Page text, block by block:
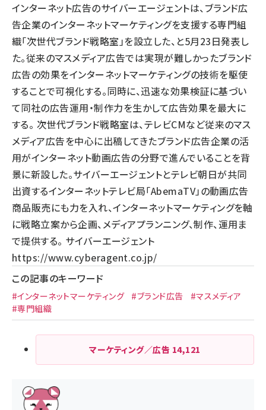
インターネット広告のサイバーエージェントは、ブランド広
告企業のインターネットマーケティングを支援する専門組
織「次世代ブランド戦略室」を設立した、と5月23日発表し
た。従来のマスメディア広告では実現が難しかったブランド
広告の効果をインターネットマーケティングの技術を駆使
することで可視化する。同時に、迅速な効果検証に基づい
て同社の広告運用・制作力を生かして広告効果を最大に
する。 次世代ブランド戦略室は、テレビCMなど従来のマス
メディア広告を中心に出稿してきたブランド広告企業の活
用がインターネット動画広告の分野で進んでいることを背
景に新設した。サイバーエージェントとテレビ朝日が共同
出資するインターネットテレビ局「AbemaTV」の動画広告
商品販売にも力を入れ、インターネットマーケティングを軸
に戦略立案から企画、メディアプランニング、制作、運用ま
で提供する。 サイバーエージェント
https://www.cyberagent.co.jp/
この記事のキーワード
#インターネットマーケティング #ブランド広告
#マスメディア
#専門組織
マーケティング／広告 14,121